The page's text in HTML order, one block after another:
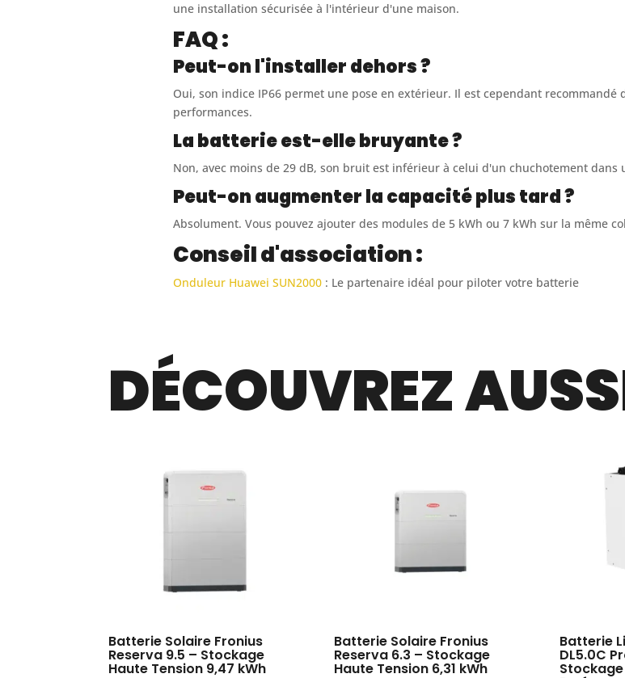
une installation sécurisée à l'intérieur d'une maison.
FAQ :
Peut-on l'installer dehors ?
Oui, son indice IP66 permet une pose en extérieur. Il est cependant
performances.
La batterie est-elle bruyante ?
Non, avec moins de 29 dB, son bruit est inférieur à celui d'un chuchotement dans
Peut-on augmenter la capacité plus tard ?
Absolument. Vous pouvez ajouter des modules de 5 kWh ou 7 kWh sur la même
Conseil d'association :
Onduleur Huawei SUN2000 : Le partenaire idéal pour piloter votre batterie
DÉCOUVREZ
Batterie Solaire Fronius
Reserva 9.5 – Stockage
Haute Tension 9,47 kWh
Batterie Solaire Fronius
Reserva 6.3 – Stockage
Haute Tension 6,31 kWh
Batterie
DL5.0C